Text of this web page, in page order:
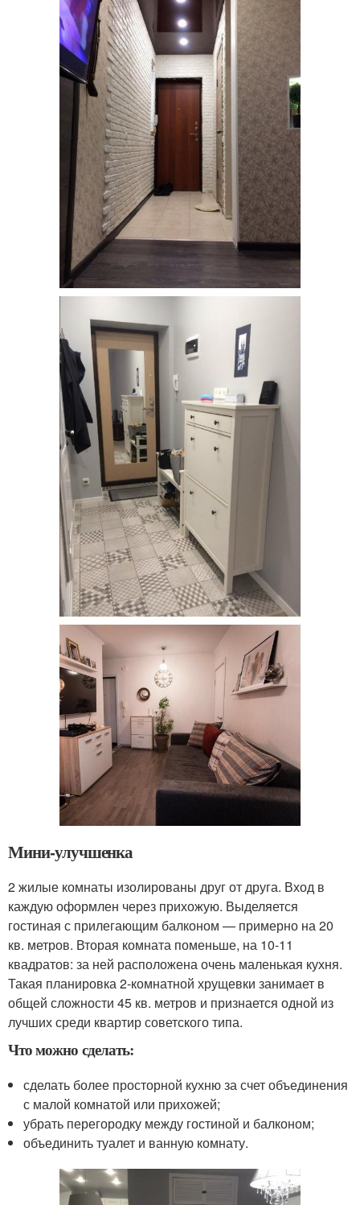
Мини-улучшенка
2 жилые комнаты изолированы друг от друга. Вход в
каждую оформлен через прихожую. Выделяется
гостиная с прилегающим балконом — примерно на 20
кв. метров. Вторая комната поменьше, на 10-11
квадратов: за ней расположена очень маленькая кухня.
Такая планировка 2-комнатной хрущевки занимает в
общей сложности 45 кв. метров и признается одной из
лучших среди квартир советского типа.
Что можно сделать:
сделать более просторной кухню за счет объединения
с малой комнатой или прихожей;
убрать перегородку между гостиной и балконом;
объединить туалет и ванную комнату.